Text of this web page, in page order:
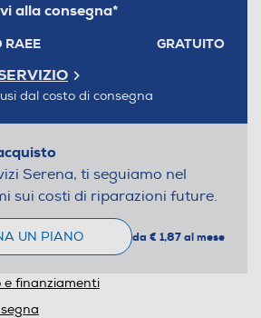
alla consegna*
RAEE GRATUITO
dal costo di consegna
Serena, ti seguiamo nel
sui costi di riparazioni future.
UN PIANO da € 1,87 al mese
e finanziamenti